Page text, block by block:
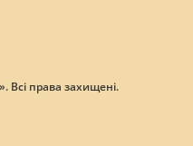
Всі права захищені.